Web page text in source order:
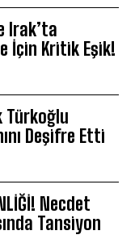
Irak’ta
İçin Kritik Eşik!
Türkoğlu
Deşifre Etti
Necdet
Tansiyon